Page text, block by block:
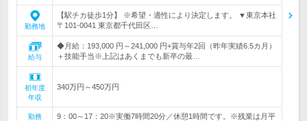
勤務地
【駅チカ徒歩1分】 ※希望・適性により決定します。 ▼東京本社
〒101-0041 東京都千代田区…
給与
◆月給：193,000 円～241,000 円+賞与年2回（昨年実績6.5カ月）
＋技能手当※上記はあくまでも新卒の最…
初年度
年収
340万円～450万円
勤務
9：00～17：20※実働7時間20分／休憩1時間です。※残業は月平